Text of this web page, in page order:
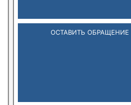
ОСТАВИТЬ ОБРАЩЕНИЕ